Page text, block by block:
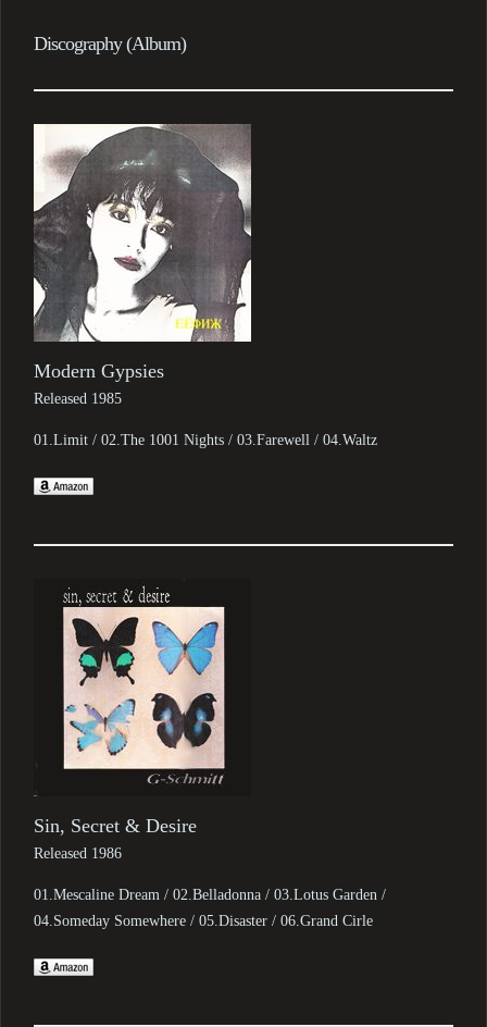
Discography (Album)
Modern Gypsies
Released 1985
01.Limit / 02.The 1001 Nights / 03.Farewell / 04.Waltz
Sin, Secret & Desire
Released 1986
01.Mescaline Dream / 02.Belladonna / 03.Lotus Garden /
04.Someday Somewhere / 05.Disaster / 06.Grand Cirle